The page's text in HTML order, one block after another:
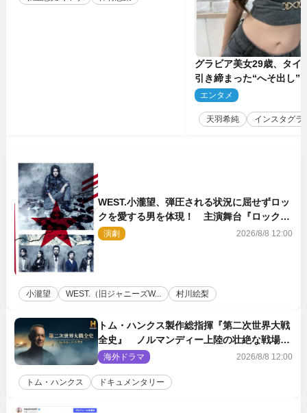
グラビア美女29歳、タイ
引き締まった“へそ出し”
「可愛い過ぎる」
エンタメ
天羽希純 インスタグラ
WEST.小瀧望、弾圧される状況に屈せずロッ
クを愛する男を体現！ 主演舞台『ロックン
ロール』ビジュアル解禁
演劇 2026/8/8 12:00
小瀧望 WEST.（旧ジャニーズW... 村川絵梨
トム・ハンクス製作総指揮『第二次世界大戦
全史』 ノルマンディー上陸の壮絶な戦場を
収めた特別映像解禁
海外ドラマ 2026/8/8 12:00
トム・ハンクス ドキュメンタリー